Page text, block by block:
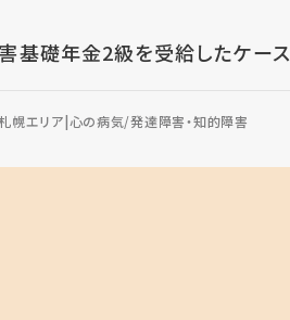
基礎年金2級を受給したケース
幌エリア 心の病気 発達障害・知的障害